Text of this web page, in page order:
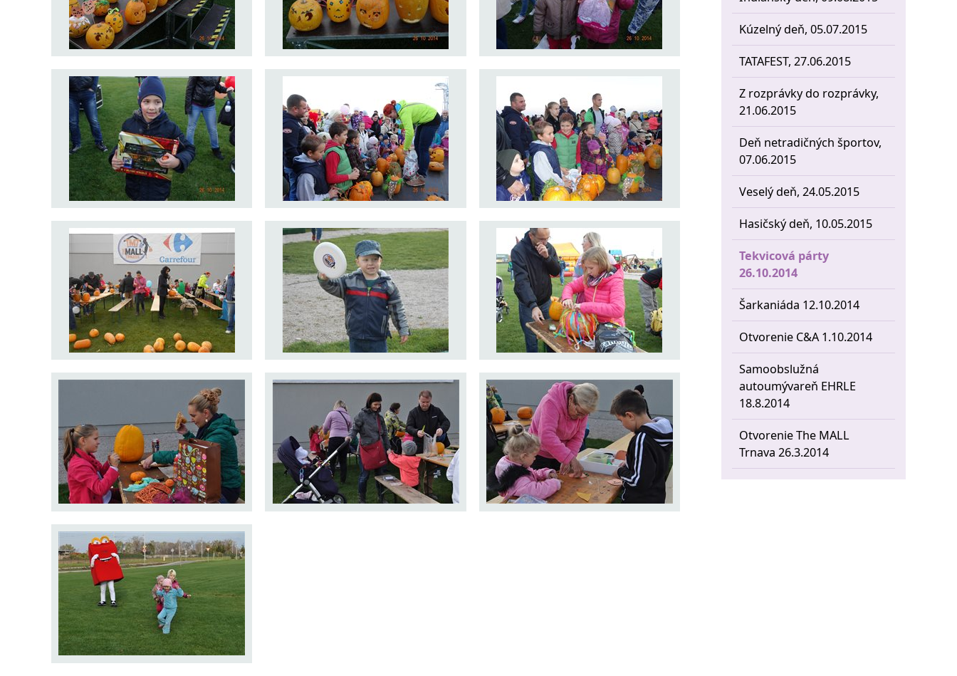
Kúzelný deň, 05.07.2015
TATAFEST, 27.06.2015
Z rozprávky do rozprávky,
21.06.2015
Deň netradičných športov,
07.06.2015
Veselý deň, 24.05.2015
Hasičský deň, 10.05.2015
Tekvicová párty
26.10.2014
Šarkaniáda 12.10.2014
Otvorenie C&A 1.10.2014
Samoobslužná
autoumývareň EHRLE
18.8.2014
Otvorenie The MALL
Trnava 26.3.2014